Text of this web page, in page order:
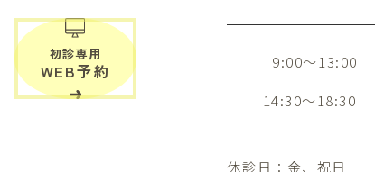
初診専用
WEB予約
9:00～13:00
14:30～18:30
休診日：金、祝日